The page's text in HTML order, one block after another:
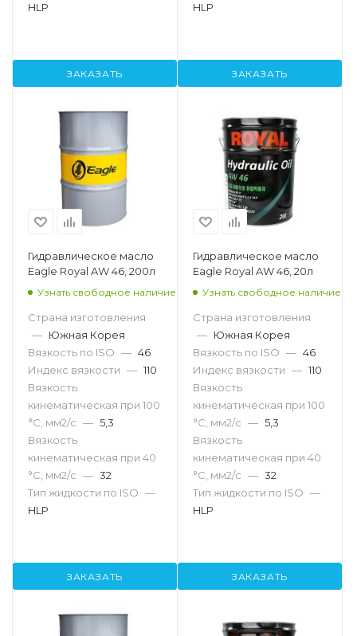
HLP
ЗАКАЗАТЬ
HLP
ЗАКАЗАТЬ
Гидравлическое масло
Eagle Royal AW 46, 200л
Узнать свободное наличие
Страна изготовления
— Южная Корея
Вязкость по ISO — 46
Индекс вязкости — 110
Вязкость
кинематическая при 100
°С, мм2/с — 5,3
Вязкость
кинематическая при 40
°С, мм2/с — 32
Тип жидкости по ISO —
HLP
ЗАКАЗАТЬ
Гидравлическое масло
Eagle Royal AW 46, 20л
Узнать свободное наличие
Страна изготовления
— Южная Корея
Вязкость по ISO — 46
Индекс вязкости — 110
Вязкость
кинематическая при 100
°С, мм2/с — 5,3
Вязкость
кинематическая при 40
°С, мм2/с — 32
Тип жидкости по ISO —
HLP
ЗАКАЗАТЬ